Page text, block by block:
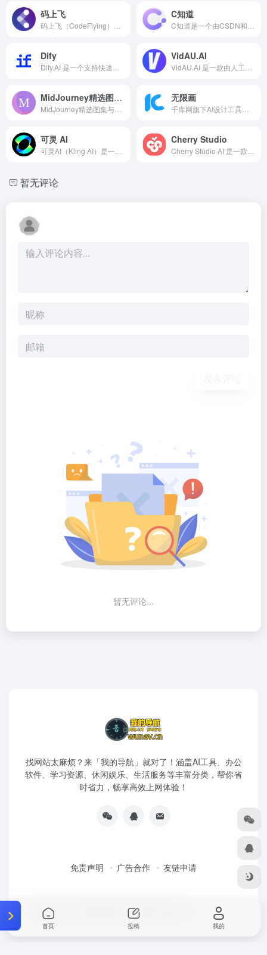
码上飞 C知道
Dify VidAU.AI
MidJourney精选图集与提示词 无限画
可灵 AI Cherry Studio
暂无评论
暂无评论...
找网站太麻烦？来「我的导航」就对了！涵盖AI工具、办公
软件、学习资源、休闲娱乐、生活服务等丰富分类，帮你省
时省力，畅享高效上网体验！
免责声明 广告合作 友链申请
Copyright © 2026 浙ICP备20004263号-18
首页 投稿 我的